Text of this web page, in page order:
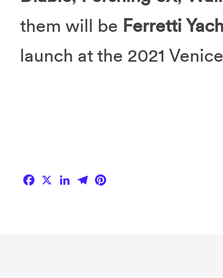
them will be Ferretti
launch at the 2021
Facebook
X LinkedIn
Telegram